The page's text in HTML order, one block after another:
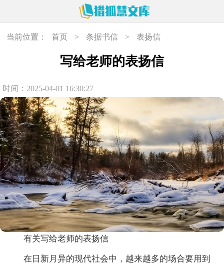
当前位置： 首页 > 条据书信 > 表扬信
写给老师的表扬信
时间：2025-04-01 16:30:27
有关写给老师的表扬信
在日新月异的现代社会中，越来越多的场合要用到